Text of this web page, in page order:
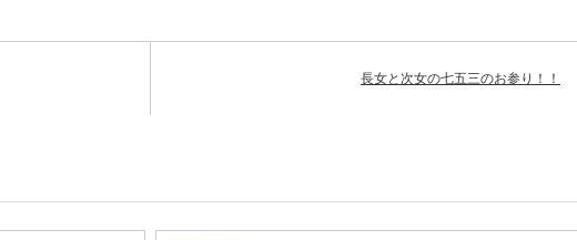
長女と次女の七五三のお参り！！